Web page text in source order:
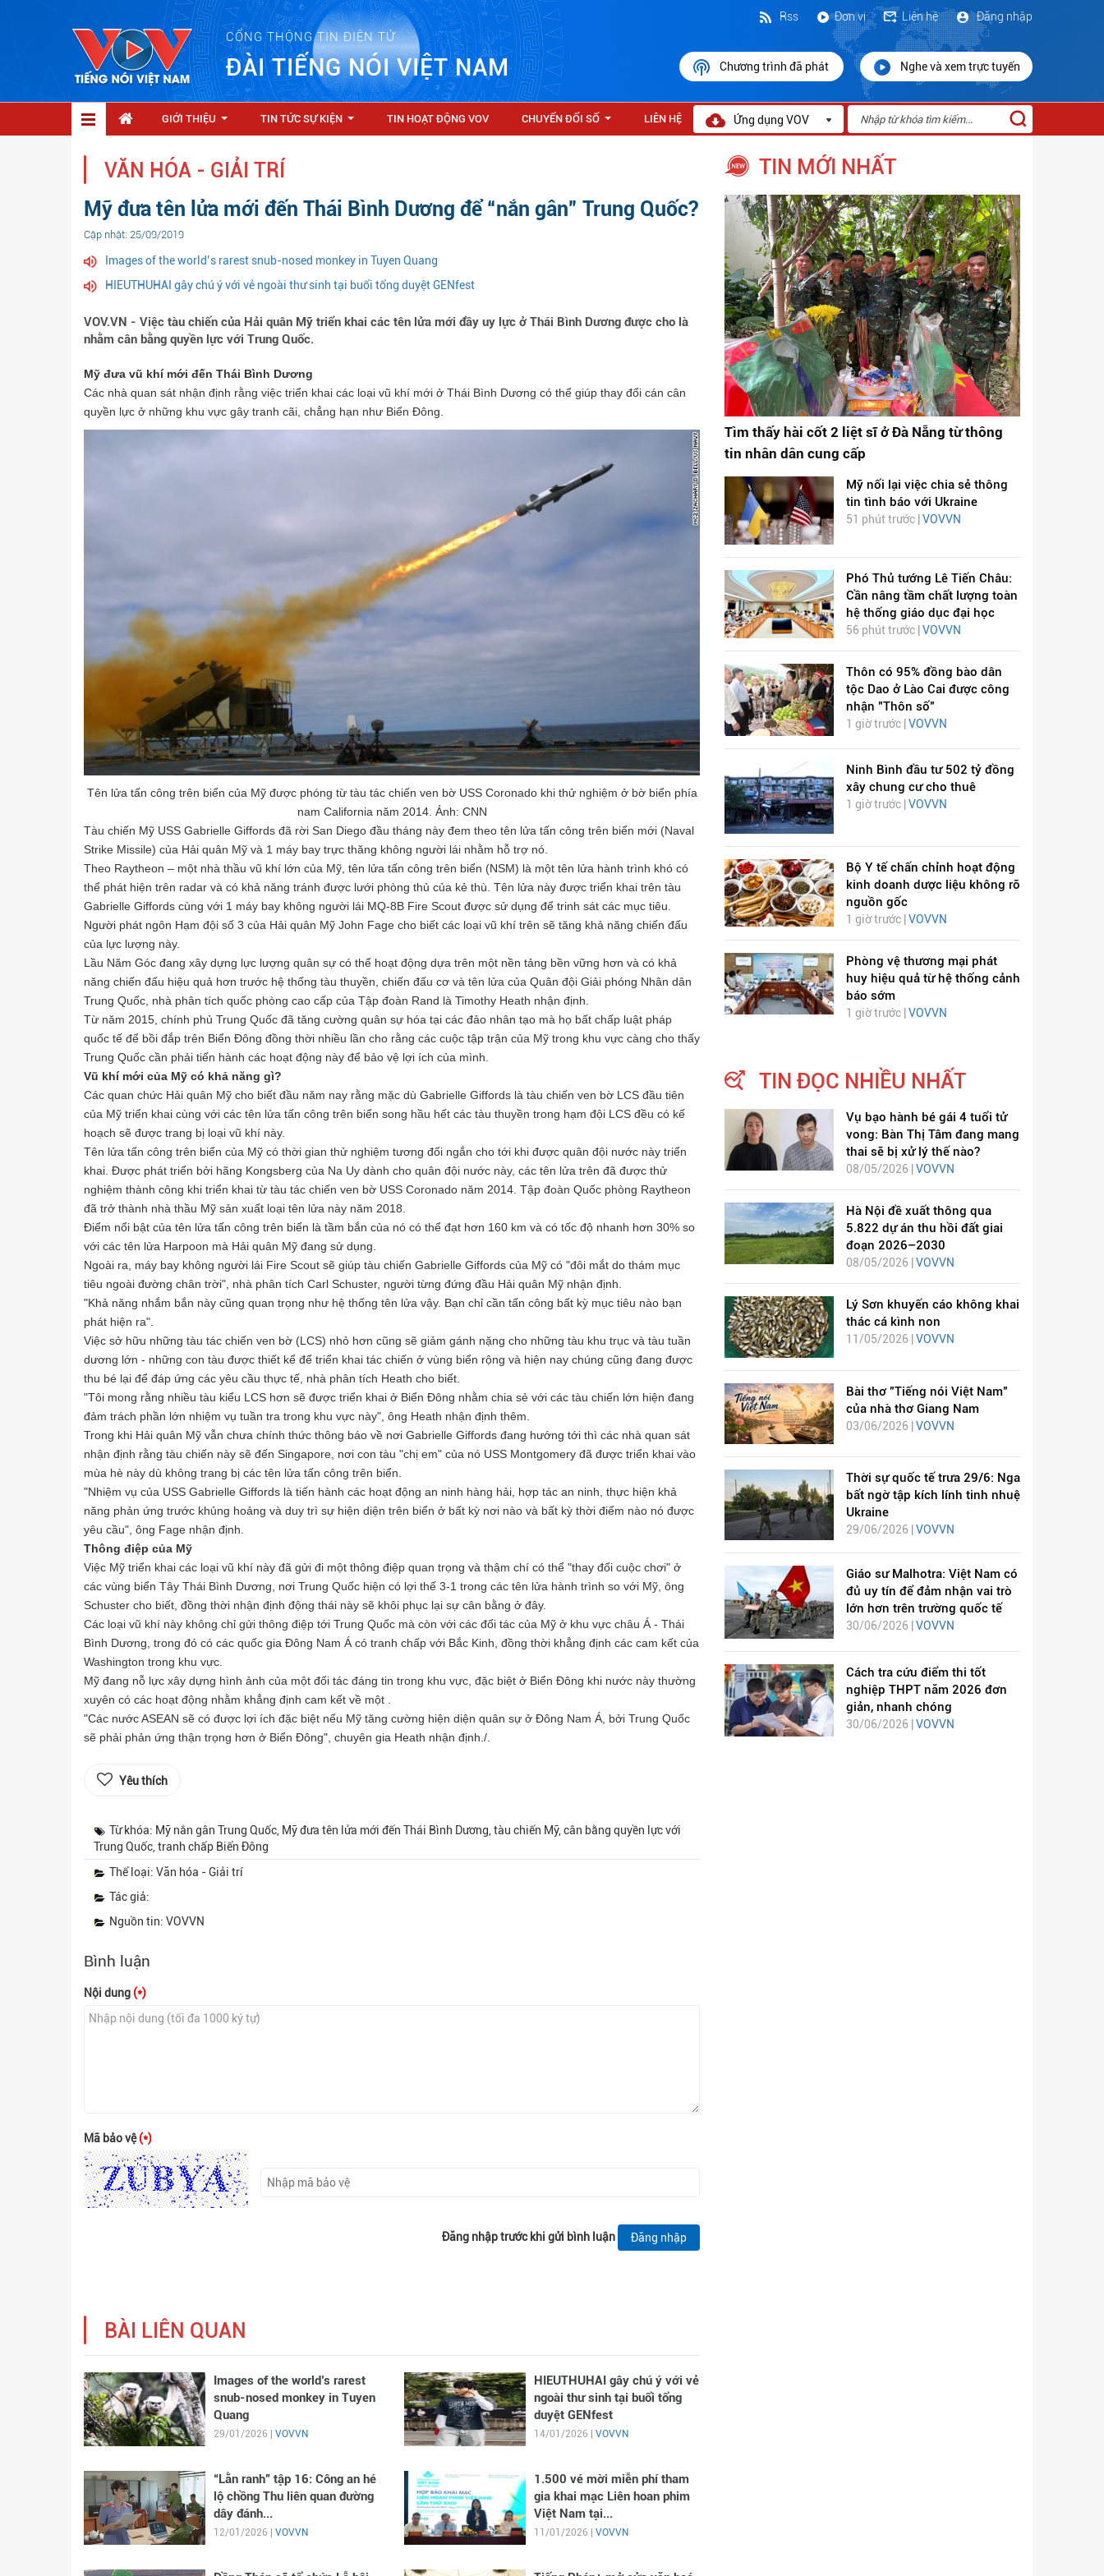
CỔNG THÔNG TIN ĐIỆN TỬ
ĐÀI TIẾNG NÓI VIỆT NAM
Đăng nhập
Liên hệ
Đơn vị
Rss
Chương trình đã phát Nghe và xem trực tuyến
GIỚI THIỆU TIN TỨC SỰ KIỆN TIN HOẠT ĐỘNG VOV CHUYỂN ĐỔI SỐ LIÊN HỆ Ứng dụng VOV
VĂN HÓA - GIẢI TRÍ
Mỹ đưa tên lửa mới đến Thái Bình Dương để “nắn gân” Trung Quốc?
Cập nhật: 25/09/2019
Images of the world’s rarest snub-nosed monkey in Tuyen Quang
HIEUTHUHAI gây chú ý với vẻ ngoài thư sinh tại buổi tổng duyệt GENfest
VOV.VN - Việc tàu chiến của Hải quân Mỹ triển khai các tên lửa mới đầy uy lực ở Thái Bình Dương được cho là
nhằm cân bằng quyền lực với Trung Quốc.
Mỹ đưa vũ khí mới đến Thái Bình Dương
Các nhà quan sát nhận định rằng việc triển khai các loại vũ khí mới ở Thái Bình Dương có thể giúp thay đổi cán cân
quyền lực ở những khu vực gây tranh cãi, chẳng hạn như Biển Đông.
Tên lửa tấn công trên biển của Mỹ được phóng từ tàu tác chiến ven bờ USS Coronado khi thử nghiệm ở bờ biển phía
nam California năm 2014. Ảnh: CNN
Tàu chiến Mỹ USS Gabrielle Giffords đã rời San Diego đầu tháng này đem theo tên lửa tấn công trên biển mới (Naval
Strike Missile) của Hải quân Mỹ và 1 máy bay trực thăng không người lái nhằm hỗ trợ nó.
Theo Raytheon – một nhà thầu vũ khí lớn của Mỹ, tên lửa tấn công trên biển (NSM) là một tên lửa hành trình khó có
thể phát hiện trên radar và có khả năng tránh được lưới phòng thủ của kẻ thù. Tên lửa này được triển khai trên tàu
Gabrielle Giffords cùng với 1 máy bay không người lái MQ-8B Fire Scout được sử dụng để trinh sát các mục tiêu.
Người phát ngôn Hạm đội số 3 của Hải quân Mỹ John Fage cho biết các loại vũ khí trên sẽ tăng khả năng chiến đấu
của lực lượng này.
Lầu Năm Góc đang xây dựng lực lượng quân sự có thể hoạt động dựa trên một nền tảng bền vững hơn và có khả
năng chiến đấu hiệu quả hơn trước hệ thống tàu thuyền, chiến đấu cơ và tên lửa của Quân đội Giải phóng Nhân dân
Trung Quốc, nhà phân tích quốc phòng cao cấp của Tập đoàn Rand là Timothy Heath nhận định.
Từ năm 2015, chính phủ Trung Quốc đã tăng cường quân sự hóa tại các đảo nhân tạo mà họ bất chấp luật pháp
quốc tế để bồi đắp trên Biển Đông đồng thời nhiều lần cho rằng các cuộc tập trận của Mỹ trong khu vực càng cho thấy
Trung Quốc cần phải tiến hành các hoạt động này để bảo vệ lợi ích của mình.
Vũ khí mới của Mỹ có khả năng gì?
Các quan chức Hải quân Mỹ cho biết đầu năm nay rằng mặc dù Gabrielle Giffords là tàu chiến ven bờ LCS đầu tiên
của Mỹ triển khai cùng với các tên lửa tấn công trên biển song hầu hết các tàu thuyền trong hạm đội LCS đều có kế
hoạch sẽ được trang bị loại vũ khí này.
Tên lửa tấn công trên biển của Mỹ có thời gian thử nghiệm tương đối ngắn cho tới khi được quân đội nước này triển
khai. Được phát triển bởi hãng Kongsberg của Na Uy dành cho quân đội nước này, các tên lửa trên đã được thử
nghiệm thành công khi triển khai từ tàu tác chiến ven bờ USS Coronado năm 2014. Tập đoàn Quốc phòng Raytheon
đã trở thành nhà thầu Mỹ sản xuất loại tên lửa này năm 2018.
Điểm nổi bật của tên lửa tấn công trên biển là tầm bắn của nó có thể đạt hơn 160 km và có tốc độ nhanh hơn 30% so
với các tên lửa Harpoon mà Hải quân Mỹ đang sử dụng.
Ngoài ra, máy bay không người lái Fire Scout sẽ giúp tàu chiến Gabrielle Giffords của Mỹ có "đôi mắt do thám mục
tiêu ngoài đường chân trời", nhà phân tích Carl Schuster, người từng đứng đầu Hải quân Mỹ nhận định.
"Khả năng nhắm bắn này cũng quan trọng như hệ thống tên lửa vậy. Bạn chỉ cần tấn công bất kỳ mục tiêu nào bạn
phát hiện ra".
Việc sở hữu những tàu tác chiến ven bờ (LCS) nhỏ hơn cũng sẽ giảm gánh nặng cho những tàu khu trục và tàu tuần
dương lớn - những con tàu được thiết kể để triển khai tác chiến ở vùng biển rộng và hiện nay chúng cũng đang được
thu bé lại để đáp ứng các yêu cầu thực tế, nhà phân tích Heath cho biết.
"Tôi mong rằng nhiều tàu kiểu LCS hơn sẽ được triển khai ở Biển Đông nhằm chia sẻ với các tàu chiến lớn hiện đang
đảm trách phần lớn nhiệm vụ tuần tra trong khu vực này", ông Heath nhận định thêm.
Trong khi Hải quân Mỹ vẫn chưa chính thức thông báo về nơi Gabrielle Giffords đang hướng tới thì các nhà quan sát
nhận định rằng tàu chiến này sẽ đến Singapore, nơi con tàu "chị em" của nó USS Montgomery đã được triển khai vào
mùa hè này dù không trang bị các tên lửa tấn công trên biển.
"Nhiệm vụ của USS Gabrielle Giffords là tiến hành các hoạt động an ninh hàng hải, hợp tác an ninh, thực hiện khả
năng phản ứng trước khủng hoảng và duy trì sự hiện diện trên biển ở bất kỳ nơi nào và bất kỳ thời điểm nào nó được
yêu cầu", ông Fage nhận định.
Thông điệp của Mỹ
Việc Mỹ triển khai các loại vũ khí này đã gửi đi một thông điệp quan trọng và thậm chí có thể "thay đổi cuộc chơi" ở
các vùng biển Tây Thái Bình Dương, nơi Trung Quốc hiện có lợi thế 3-1 trong các tên lửa hành trình so với Mỹ, ông
Schuster cho biết, đồng thời nhận định động thái này sẽ khôi phục lại sự cân bằng ở đây.
Các loại vũ khí này không chỉ gửi thông điệp tới Trung Quốc mà còn với các đối tác của Mỹ ở khu vực châu Á - Thái
Bình Dương, trong đó có các quốc gia Đông Nam Á có tranh chấp với Bắc Kinh, đồng thời khẳng định các cam kết của
Washington trong khu vực.
Mỹ đang nỗ lực xây dựng hình ảnh của một đối tác đáng tin trong khu vực, đặc biệt ở Biển Đông khi nước này thường
xuyên có các hoạt động nhằm khẳng định cam kết về một
"Các nước ASEAN sẽ có được lợi ích đặc biệt nếu Mỹ tăng cường hiện diện quân sự ở Đông Nam Á, bởi Trung Quốc
sẽ phải phản ứng thận trọng hơn ở Biển Đông", chuyên gia Heath nhận định./.
Yêu thích
Từ khóa: Mỹ nắn gân Trung Quốc, Mỹ đưa tên lửa mới đến Thái Bình Dương, tàu chiến Mỹ, cân bằng quyền lực với
Trung Quốc, tranh chấp Biển Đông
Thể loại: Văn hóa - Giải trí
Tác giả:
Nguồn tin: VOVVN
Bình luận
Nội dung (*)
Mã bảo vệ(*)
Đăng nhập trước khi gửi bình luận Đăng nhập
BÀI LIÊN QUAN
Images of the world’s rarest
snub-nosed monkey in Tuyen
Quang
29/01/2026 | VOVVN
HIEUTHUHAI gây chú ý với vẻ
ngoài thư sinh tại buổi tổng
duyệt GENfest
14/01/2026 | VOVVN
“Lằn ranh” tập 16: Công an hé
lộ chồng Thu liên quan đường
dây đánh...
12/01/2026 | VOVVN
1.500 vé mời miễn phí tham
gia khai mạc Liên hoan phim
Việt Nam tại...
11/01/2026 | VOVVN
TIN MỚI NHẤT
Tìm thấy hài cốt 2 liệt sĩ ở Đà Nẵng từ thông
tin nhân dân cung cấp
Mỹ nối lại việc chia sẻ thông
tin tình báo với Ukraine
51 phút trước | VOVVN
Phó Thủ tướng Lê Tiến Châu:
Cần nâng tầm chất lượng toàn
hệ thống giáo dục đại học
56 phút trước | VOVVN
Thôn có 95% đồng bào dân
tộc Dao ở Lào Cai được công
nhận "Thôn số"
1 giờ trước | VOVVN
Ninh Bình đầu tư 502 tỷ đồng
xây chung cư cho thuê
1 giờ trước | VOVVN
Bộ Y tế chấn chỉnh hoạt động
kinh doanh dược liệu không rõ
nguồn gốc
1 giờ trước | VOVVN
Phòng vệ thương mại phát
huy hiệu quả từ hệ thống cảnh
báo sớm
1 giờ trước | VOVVN
TIN ĐỌC NHIỀU NHẤT
Vụ bạo hành bé gái 4 tuổi tử
vong: Bàn Thị Tâm đang mang
thai sẽ bị xử lý thế nào?
08/05/2026 | VOVVN
Hà Nội đề xuất thông qua
5.822 dự án thu hồi đất giai
đoạn 2026–2030
08/05/2026 | VOVVN
Lý Sơn khuyến cáo không khai
thác cá kình non
11/05/2026 | VOVVN
Bài thơ "Tiếng nói Việt Nam"
của nhà thơ Giang Nam
03/06/2026 | VOVVN
Thời sự quốc tế trưa 29/6: Nga
bất ngờ tập kích lính tinh nhuệ
Ukraine
29/06/2026 | VOVVN
Giáo sư Malhotra: Việt Nam có
đủ uy tín để đảm nhận vai trò
lớn hơn trên trường quốc tế
30/06/2026 | VOVVN
Cách tra cứu điểm thi tốt
nghiệp THPT năm 2026 đơn
giản, nhanh chóng
30/06/2026 | VOVVN